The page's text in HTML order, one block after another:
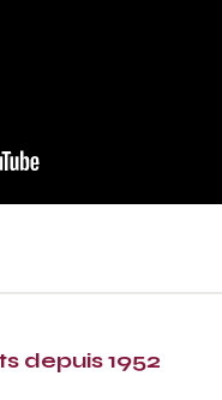
depuis 1952